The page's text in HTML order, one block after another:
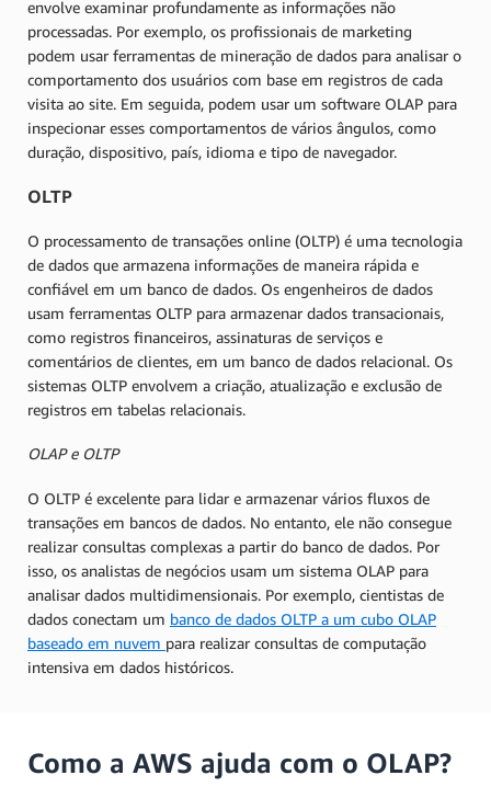
envolve examinar profundamente as informações não
processadas. Por exemplo, os profissionais de marketing
podem usar ferramentas de mineração de dados para analisar o
comportamento dos usuários com base em registros de cada
visita ao site. Em seguida, podem usar um software OLAP para
inspecionar esses comportamentos de vários ângulos, como
duração, dispositivo, país, idioma e tipo de navegador.
OLTP
O processamento de transações online (OLTP) é uma tecnologia
de dados que armazena informações de maneira rápida e
confiável em um banco de dados. Os engenheiros de dados
usam ferramentas OLTP para armazenar dados transacionais,
como registros financeiros, assinaturas de serviços e
comentários de clientes, em um banco de dados relacional. Os
sistemas OLTP envolvem a criação, atualização e exclusão de
registros em tabelas relacionais.
OLAP e OLTP
O OLTP é excelente para lidar e armazenar vários fluxos de
transações em bancos de dados. No entanto, ele não consegue
realizar consultas complexas a partir do banco de dados. Por
isso, os analistas de negócios usam um sistema OLAP para
analisar dados multidimensionais. Por exemplo, cientistas de
dados conectam um banco de dados OLTP a um cubo OLAP
baseado em nuvem para realizar consultas de computação
intensiva em dados históricos.
Como a AWS ajuda com o OLAP?